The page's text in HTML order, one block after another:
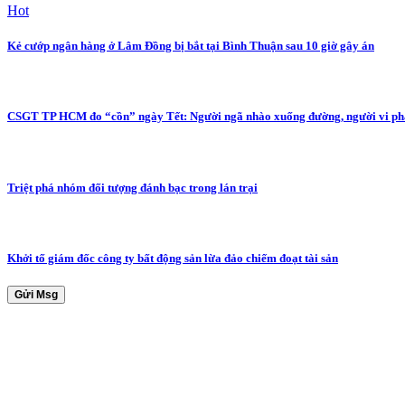
Hot
Kẻ cướp ngân hàng ở Lâm Đồng bị bắt tại Bình Thuận sau 10 giờ gây án
CSGT TP HCM đo “cồn” ngày Tết: Người ngã nhào xuống đường, người vi
Triệt phá nhóm đối tượng đánh bạc trong lán trại
Khởi tố giám đốc công ty bất động sản lừa đảo chiếm đoạt tài sản
Gửi Msg